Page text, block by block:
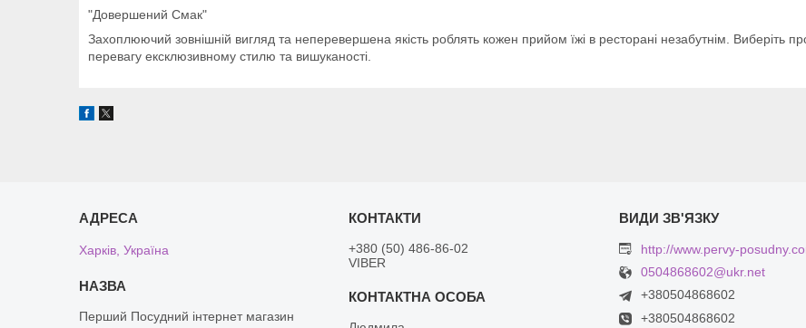
"Довершений Смак"
Захоплюючий зовнішній вигляд та неперевершена якість роблять кожен прийом їжі в ресторані незабутнім. Виберіть
перевагу ексклюзивному стилю та вишуканості.
Харків, Україна
Перший Посудний інтернет магазин
+380 (50) 486-86-02
VIBER
http://www.pervy-
0504868602@ukr.net
+380504868602
+380504868602